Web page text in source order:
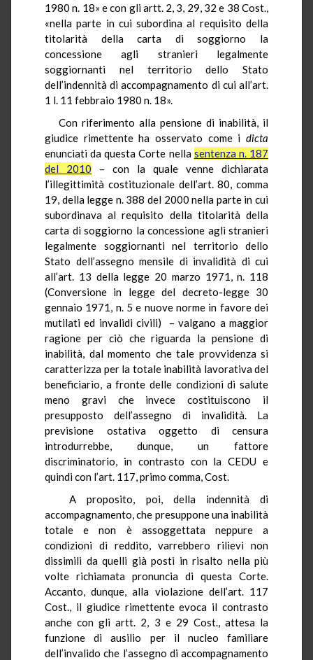
1980 n. 18» e con gli artt. 2, 3, 29, 32 e 38 Cost.,
«nella parte in cui subordina al requisito della
titolarità della carta di soggiorno la
concessione agli stranieri legalmente
soggiornanti nel territorio dello Stato
dell’indennità di accompagnamento di cui all’art.
1 l. 11 febbraio 1980 n. 18».
Con riferimento alla pensione di inabilità, il
giudice rimettente ha osservato come i dicta
enunciati da questa Corte nella sentenza n. 187
del 2010 – con la quale venne dichiarata
l’illegittimità costituzionale dell’art. 80, comma
19, della legge n. 388 del 2000 nella parte in cui
subordinava al requisito della titolarità della
carta di soggiorno la concessione agli stranieri
legalmente soggiornanti nel territorio dello
Stato dell’assegno mensile di invalidità di cui
all’art. 13 della legge 20 marzo 1971, n. 118
(Conversione in legge del decreto-legge 30
gennaio 1971, n. 5 e nuove norme in favore dei
mutilati ed invalidi civili) – valgano a maggior
ragione per ciò che riguarda la pensione di
inabilità, dal momento che tale provvidenza si
caratterizza per la totale inabilità lavorativa del
beneficiario, a fronte delle condizioni di salute
meno gravi che invece costituiscono il
presupposto dell’assegno di invalidità. La
previsione ostativa oggetto di censura
introdurrebbe, dunque, un fattore
discriminatorio, in contrasto con la CEDU e
quindi con l’art. 117, primo comma, Cost.
A proposito, poi, della indennità di
accompagnamento, che presuppone una inabilità
totale e non è assoggettata neppure a
condizioni di reddito, varrebbero rilievi non
dissimili da quelli già posti in risalto nella più
volte richiamata pronuncia di questa Corte.
Accanto, dunque, alla violazione dell’art. 117
Cost., il giudice rimettente evoca il contrasto
anche con gli artt. 2, 3 e 29 Cost., attesa la
funzione di ausilio per il nucleo familiare
dell’invalido che l’assegno di accompagnamento